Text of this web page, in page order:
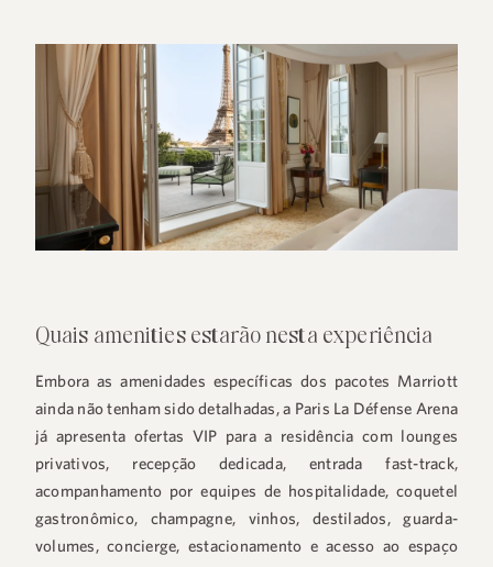
Quais amenities estarão nesta experiência
Embora as amenidades específicas dos pacotes Marriott
ainda não tenham sido detalhadas, a Paris La Défense Arena
já apresenta ofertas VIP para a residência com lounges
privativos, recepção dedicada, entrada fast-track,
acompanhamento por equipes de hospitalidade, coquetel
gastronômico, champagne, vinhos, destilados, guarda-
volumes, concierge, estacionamento e acesso ao espaço